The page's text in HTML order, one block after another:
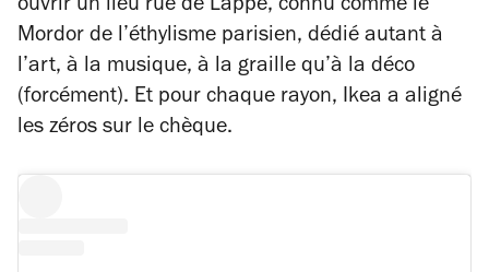
ouvrir un lieu rue de Lappe, connu comme le
Mordor de l’éthylisme parisien, dédié autant à
l’art, à la musique, à la graille qu’à la déco
(forcément). Et pour chaque rayon, Ikea a aligné
les zéros sur le chèque.